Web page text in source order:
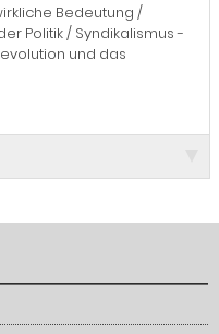
Bedeutung /
Politik / Syndikalismus -
und das